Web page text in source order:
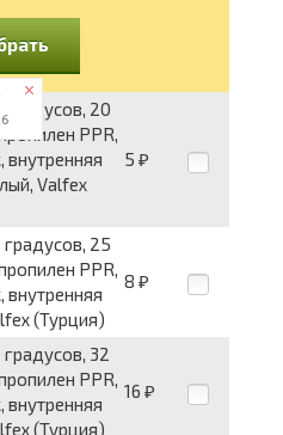
20
PPR,
внутренняя
Valfex
5 ₽
25
PPR,
внутренняя
(Турция)
8 ₽
32
PPR,
внутренняя
(Турция)
16 ₽